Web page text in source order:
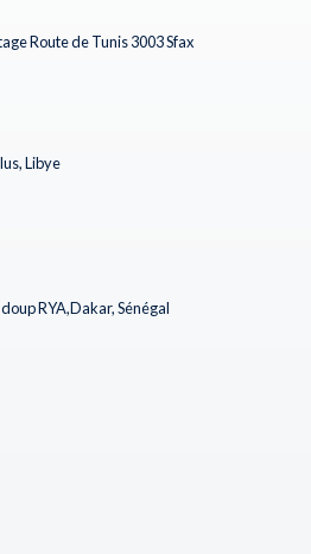
Route de Tunis 3003 Sfax
Libye
RYA,Dakar, Sénégal